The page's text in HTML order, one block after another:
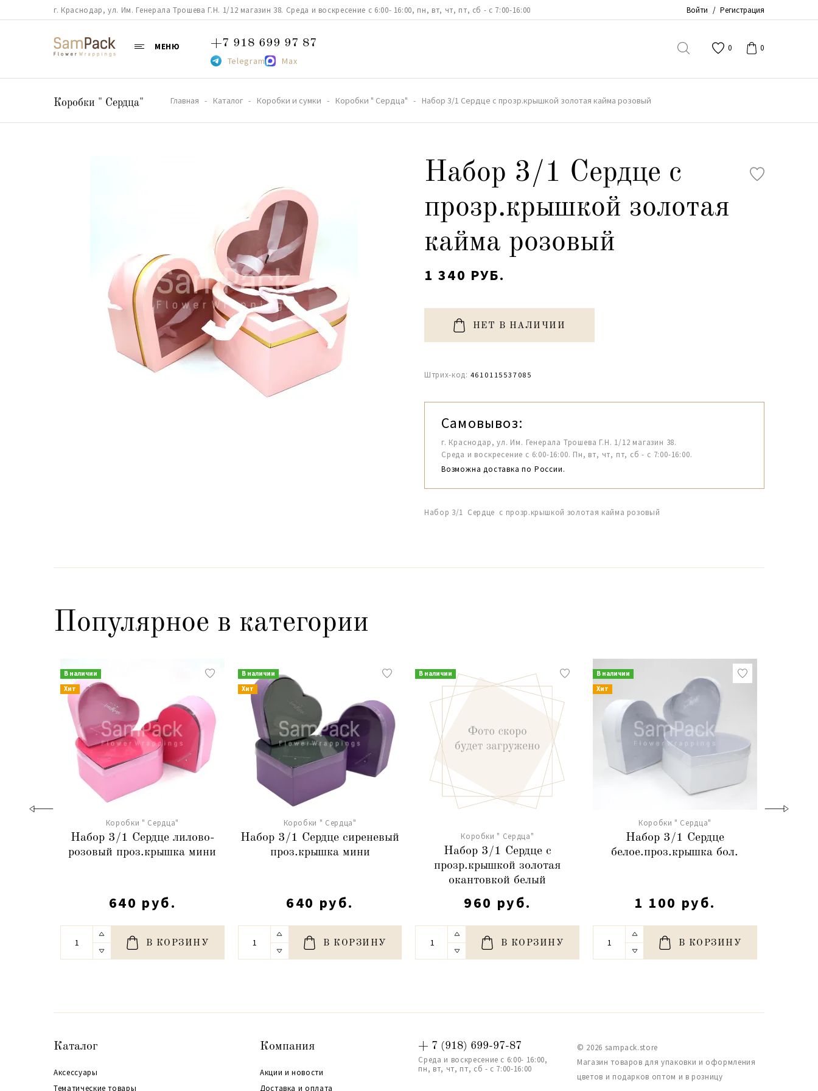
г. Краснодар, ул. Им. Генерала Трошева Г.Н. 1/12 магазин 38. Среда и воскресение с 6:00- 16:00, пн, вт, чт, пт, сб - с 7:00-16:00 Войти / Регистрация
МЕНЮ +7 918 699 97 87
Telegram Max
0 0
Коробки " Сердца" Главная Каталог Коробки и сумки Коробки " Сердца" Набор 3/1 Сердце с прозр.крышкой золотая кайма розовый
Набор 3/1 Сердце с
прозр.крышкой золотая
кайма розовый
1 340 РУБ.
НЕТ В НАЛИЧИИ
Штрих-код: 4610115537085
Самовывоз:
г. Краснодар, ул. Им. Генерала Трошева Г.Н. 1/12 магазин 38.
Среда и воскресение с 6:00-16:00. Пн, вт, чт, пт, сб - с 7:00-16:00.
Возможна доставка по России.
Набор 3/1 Сердце с прозр.крышкой золотая кайма розовый
Популярное в категории
В наличии
Хит
Коробки " Сердца"
Набор 3/1 Сердце лилово-
розовый проз.крышка мини
640 руб.
В КОРЗИНУ
В наличии
Хит
Коробки " Сердца"
Набор 3/1 Сердце сиреневый
проз.крышка мини
640 руб.
В КОРЗИНУ
В наличии
Коробки " Сердца"
Набор 3/1 Сердце с
прозр.крышкой золотая
окантовкой белый
960 руб.
В КОРЗИНУ
В наличии
Хит
Коробки " Сердца"
Набор 3/1 Сердце
белое.проз.крышка бол.
1 100 руб.
В КОРЗИНУ
Каталог
Аксессуары
Тематические товары
Компания
Акции и новости
Доставка и оплата
+ 7 (918) 699-97-87
Среда и воскресение с 6:00- 16:00,
пн, вт, чт, пт, сб - с 7:00-16:00
© 2026 sampack.store
Магазин товаров для упаковки и оформления
цветов и подарков оптом и в розницу